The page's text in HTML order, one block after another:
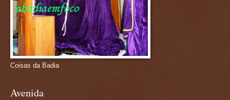
Coisas da Badia
Avenida